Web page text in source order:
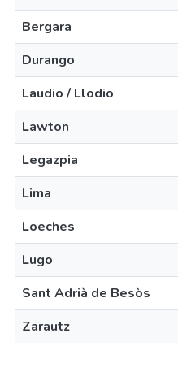
Bergara
Durango
Laudio / Llodio
Lawton
Legazpia
Lima
Loeches
Lugo
Sant Adrià de Besòs
Zarautz